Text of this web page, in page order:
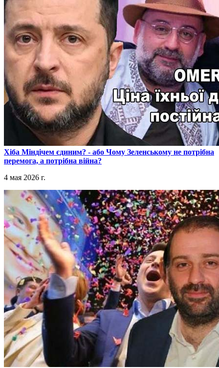
​Хіба Міндічем єдиним? - або Чому Зеленському не потрібна
перемога, а потрібна війна?
4 мая 2026 г.